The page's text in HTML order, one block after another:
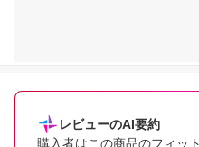
レビューのAI要約
購入者はこの商品のフィッ